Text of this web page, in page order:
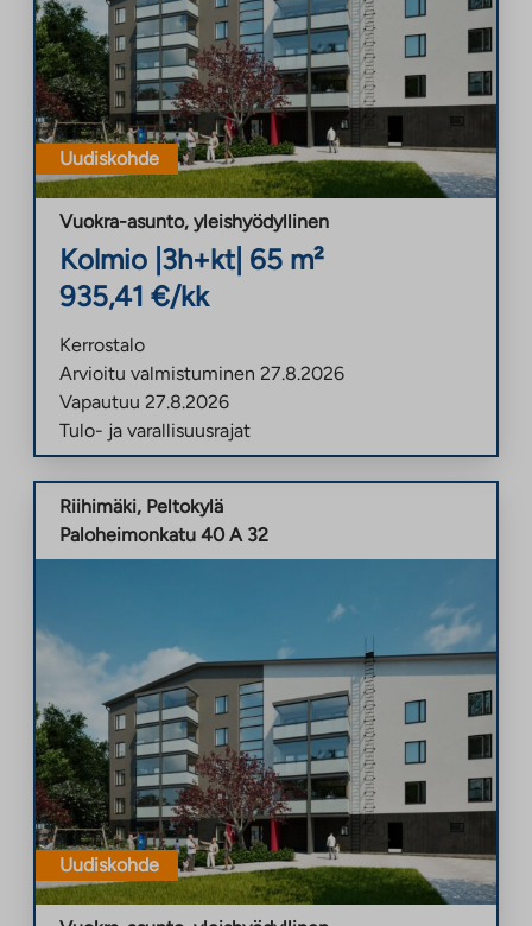
Uudiskohde
Vuokra-asunto, yleishyödyllinen
Kolmio 3h+kt| 65 m²
935,41 €/kk
Kerrostalo
Arvioitu valmistuminen 27.8.2026
Vapautuu 27.8.2026
Tulo- ja varallisuusrajat
Riihimäki, Peltokylä
Paloheimonkatu 40 A 32
Uudiskohde